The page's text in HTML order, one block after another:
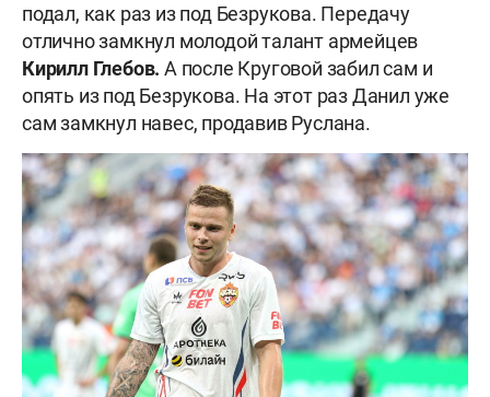
подал, как раз из под Безрукова. Передачу
отлично замкнул молодой талант армейцев
Кирилл Глебов. А после Круговой забил сам и
опять из под Безрукова. На этот раз Данил уже
сам замкнул навес, продавив Руслана.